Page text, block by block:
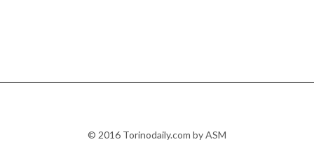
© 2016 Torinodaily.com by ASM